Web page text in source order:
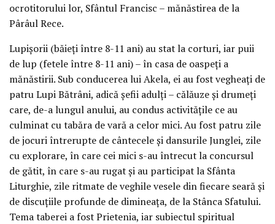
ocrotitorului lor, Sfântul Francisc – mănăstirea de la
Pârâul Rece.
Lupișorii (băieți între 8-11 ani) au stat la corturi, iar puii
de lup (fetele între 8-11 ani) – în casa de oaspeți a
mănăstirii. Sub conducerea lui Akela, ei au fost vegheați de
patru Lupi Bătrâni, adică șefii adulți – călăuze și drumeți
care, de-a lungul anului, au condus activitățile ce au
culminat cu tabăra de vară a celor mici. Au fost patru zile
de jocuri întrerupte de cântecele și dansurile Junglei, zile
cu explorare, în care cei mici s-au întrecut la concursul
de gătit, în care s-au rugat și au participat la Sfânta
Liturghie, zile ritmate de veghile vesele din fiecare seară și
de discuțiile profunde de dimineața, de la Stânca Sfatului.
Tema taberei a fost Prietenia, iar subiectul spiritual